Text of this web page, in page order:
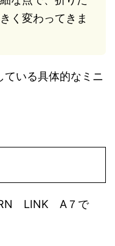
く変わってきま
ている具体的なミニ
LINK A７で